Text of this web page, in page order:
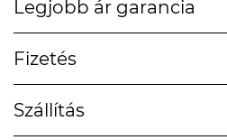
Legjobb ár garancia
Fizetés
Szállítás